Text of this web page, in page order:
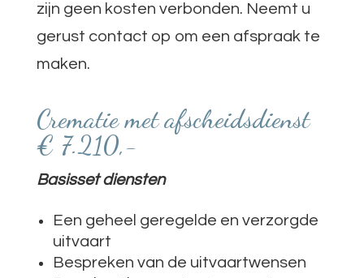
zijn geen kosten verbonden. Neemt u
gerust contact op om een afspraak te
maken.
Crematie met afscheidsdienst
€ 7.210,-
Basisset diensten
Een geheel geregelde en verzorgde
uitvaart
Bespreken van de uitvaartwensen